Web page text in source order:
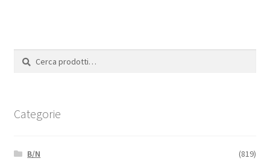
Cerca:
Cerca
Categorie
B/N
(819)